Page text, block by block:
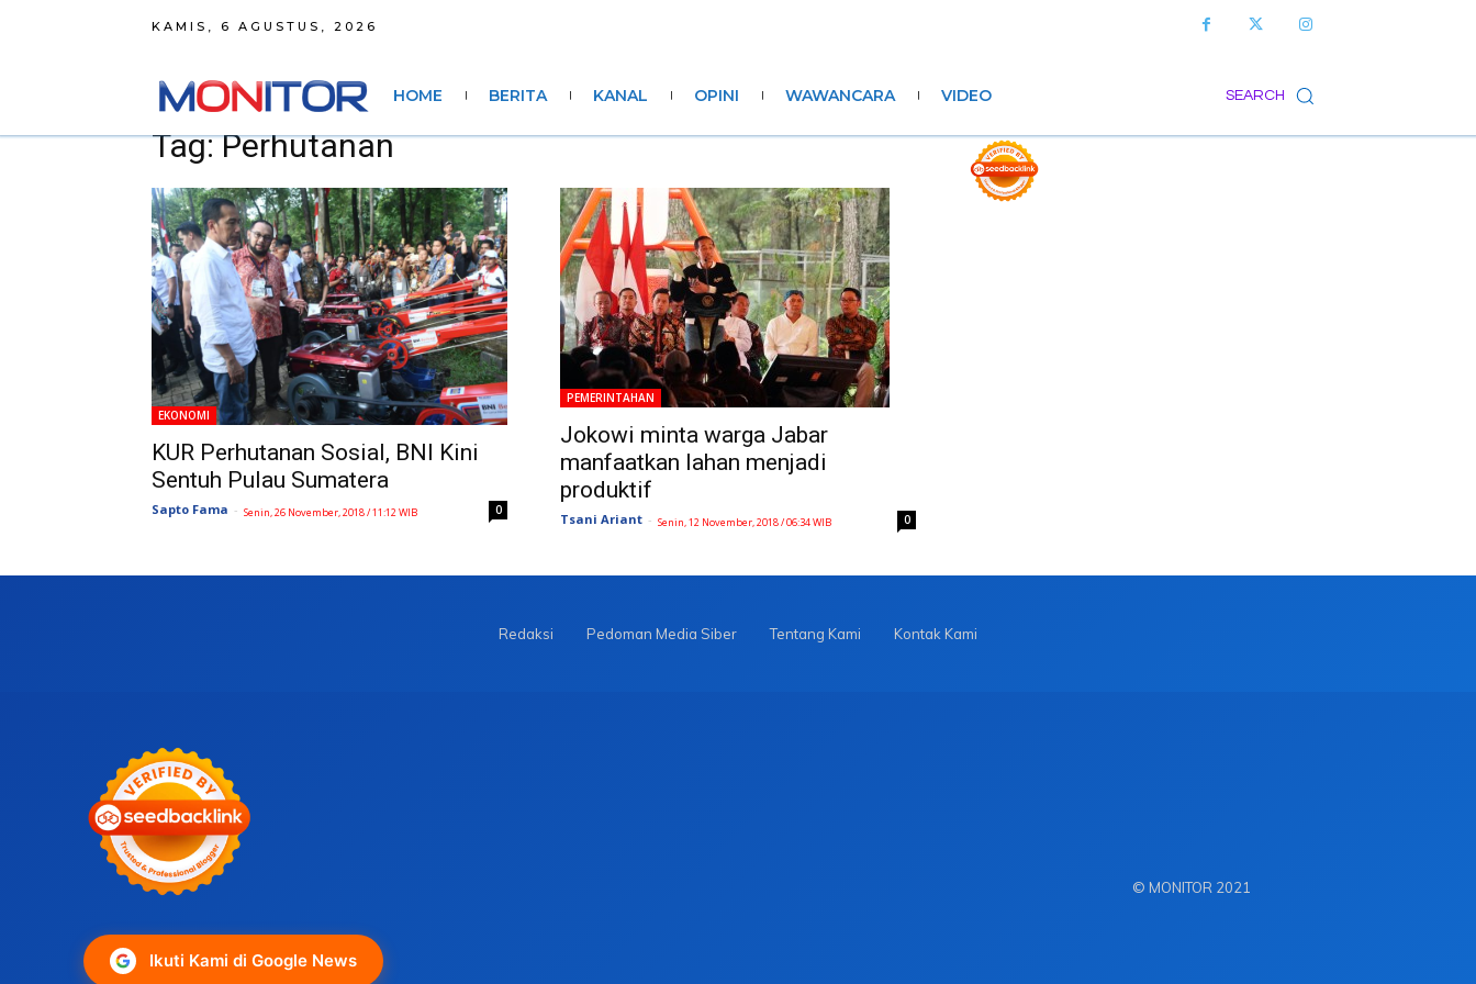
KAMIS, 6 AGUSTUS, 2026
SEARCH
HOME BERITA KANAL OPINI WAWANCARA VIDEO
Tag: Perhutanan
EKONOMI
KUR Perhutanan Sosial, BNI Kini
Sentuh Pulau Sumatera
Sapto Fama - Senin, 26 November, 2018 / 11:12 WIB 0
PEMERINTAHAN
Jokowi minta warga Jabar
manfaatkan lahan menjadi
produktif
Tsani Ariant - Senin, 12 November, 2018 / 06:34 WIB 0
Redaksi Pedoman Media Siber Tentang Kami Kontak Kami
Ikuti Kami di Google News
© MONITOR 2021